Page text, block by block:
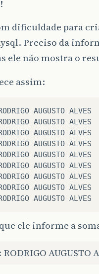
dificuldade para
Preciso da
ele não mostra o
assim:
AUGUSTO ALVES
AUGUSTO ALVES
AUGUSTO ALVES
AUGUSTO ALVES
AUGUSTO ALVES
AUGUSTO ALVES
AUGUSTO ALVES
AUGUSTO ALVES
AUGUSTO ALVES
ele informe a
AUGUSTO